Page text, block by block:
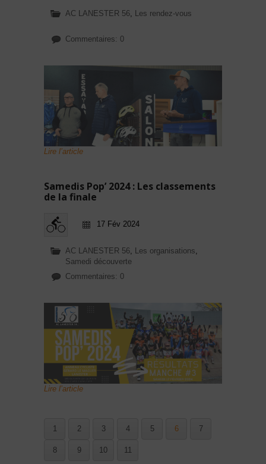
AC LANESTER 56 Les rendez-vous
Commentaires: 0
Lire l’article
Samedis Pop’ 2024 : Les classements
de la finale
17 Fév 2024
AC LANESTER 56, Les organisations,
Samedi découverte
Commentaires: 0
Lire l’article
1 2 3 4 5 6 7
8 9 10 11